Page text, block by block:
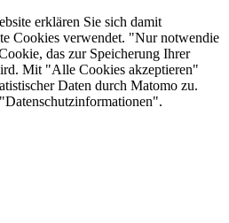
erklären Sie sich damit
Cookies verwendet. "Nur notwendie
das zur Speicherung Ihrer
Mit "Alle Cookies akzeptieren"
Daten durch Matomo zu.